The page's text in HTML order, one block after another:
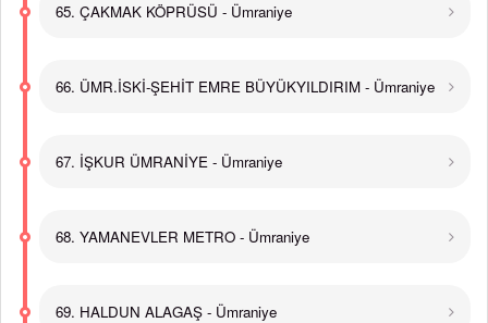
65. ÇAKMAK KÖPRÜSÜ - Ümraniye
66. ÜMR.İSKİ-ŞEHİT EMRE BÜYÜKYILDIRIM - Ümraniye
67. İŞKUR ÜMRANİYE - Ümraniye
68. YAMANEVLER METRO - Ümraniye
69. HALDUN ALAGAŞ - Ümraniye